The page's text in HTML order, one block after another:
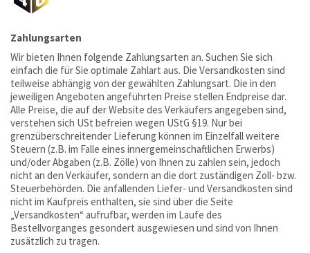
Zahlungsarten
Wir bieten Ihnen folgende Zahlungsarten an. Suchen Sie sich
einfach die für Sie optimale Zahlart aus. Die Versandkosten sind
teilweise abhängig von der gewählten Zahlungsart. Die in den
jeweiligen Angeboten angeführten Preise stellen Endpreise dar.
Alle Preise, die auf der Website des Verkäufers angegeben sind,
verstehen sich USt befreien wegen UStG §19. Nur bei
grenzüberschreitender Lieferung können im Einzelfall weitere
Steuern (z.B. im Falle eines innergemeinschaftlichen Erwerbs)
und/oder Abgaben (z.B. Zölle) von Ihnen zu zahlen sein, jedoch
nicht an den Verkäufer, sondern an die dort zuständigen Zoll- bzw.
Steuerbehörden. Die anfallenden Liefer- und Versandkosten sind
nicht im Kaufpreis enthalten, sie sind über die Seite
„Versandkosten“ aufrufbar, werden im Laufe des
Bestellvorganges gesondert ausgewiesen und sind von Ihnen
zusätzlich zu tragen.